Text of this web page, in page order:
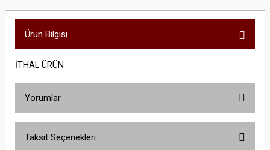
Ürün Bilgisi
İTHAL ÜRÜN
Yorumlar
Taksit Seçenekleri